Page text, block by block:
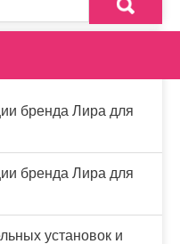
бренда Лира для
бренда Лира для
установок и